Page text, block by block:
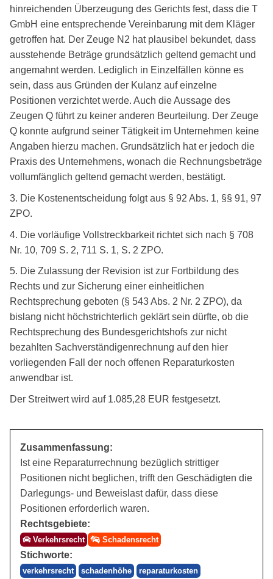
hinreichenden Überzeugung des Gerichts fest, dass die T
GmbH eine entsprechende Vereinbarung mit dem Kläger
getroffen hat. Der Zeuge N2 hat plausibel bekundet, dass
ausstehende Beträge grundsätzlich geltend gemacht und
angemahnt werden. Lediglich in Einzelfällen könne es
sein, dass aus Gründen der Kulanz auf einzelne
Positionen verzichtet werde. Auch die Aussage des
Zeugen Q führt zu keiner anderen Beurteilung. Der Zeuge
Q konnte aufgrund seiner Tätigkeit im Unternehmen keine
Angaben hierzu machen. Grundsätzlich hat er jedoch die
Praxis des Unternehmens, wonach die Rechnungsbeträge
vollumfänglich geltend gemacht werden, bestätigt.
3. Die Kostenentscheidung folgt aus § 92 Abs. 1, §§ 91, 97
ZPO.
4. Die vorläufige Vollstreckbarkeit richtet sich nach § 708
Nr. 10, 709 S. 2, 711 S. 1, S. 2 ZPO.
5. Die Zulassung der Revision ist zur Fortbildung des
Rechts und zur Sicherung einer einheitlichen
Rechtsprechung geboten (§ 543 Abs. 2 Nr. 2 ZPO), da
bislang nicht höchstrichterlich geklärt sein dürfte, ob die
Rechtsprechung des Bundesgerichtshofs zur nicht
bezahlten Sachverständigenrechnung auf den hier
vorliegenden Fall der noch offenen Reparaturkosten
anwendbar ist.
Der Streitwert wird auf 1.085,28 EUR festgesetzt.
Zusammenfassung:
Ist eine Reparaturrechnung bezüglich strittiger
Positionen nicht beglichen, trifft den Geschädigten die
Darlegungs- und Beweislast dafür, dass diese
Positionen erforderlich waren.
Rechtsgebiete:
Verkehrsrecht Schadensrecht
Stichworte:
verkehrsrecht schadenhöhe reparaturkosten